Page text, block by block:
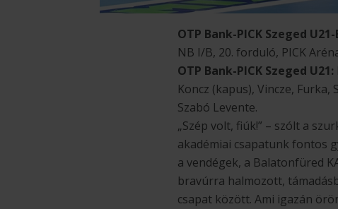
OTP Bank-PICK Szeged
NB I/B, 20. forduló, PICK
OTP Bank-PICK Szeged U21:
Koncz (kapus), Vincze, Furka,
Szabó Levente.
„Szép volt, fiúk!” – szólt a
akadémiai csapatunk fontos
a vendégek, a Balatonfüred
bravúrra halmozott,
csapat között. Ami igazán